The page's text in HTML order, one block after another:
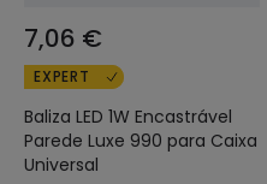
7,06 €
EXPERT
Baliza LED 1W Encastrável
Parede Luxe 990 para Caixa
Universal